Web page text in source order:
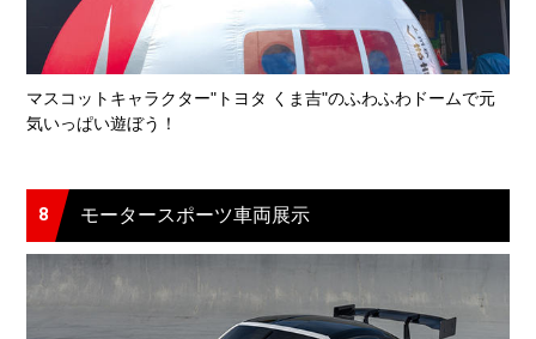
マスコットキャラクター"トヨタ くま吉"のふわふわドームで元
気いっぱい遊ぼう！
8 モータースポーツ車両展示